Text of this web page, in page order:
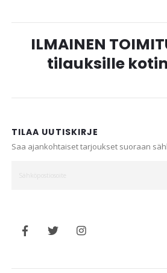
ILMAINEN
tilauksille
TILAA UUTISKIRJE
Saa ajankohtaiset tarjoukset suoraan